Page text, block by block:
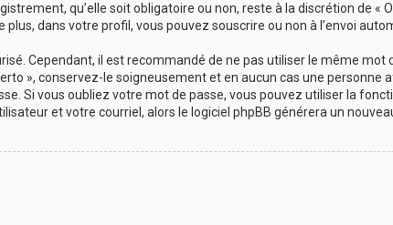
qu’elle soit obligatoire ou non, reste à la discrétion de «
dans votre profil, vous pouvez souscrire ou non à l’envoi
Cependant, il est recommandé de ne pas utiliser le même
», conservez-le soigneusement et en aucun cas une personne
Si vous oubliez votre mot de passe, vous pouvez utiliser la
et votre courriel, alors le logiciel phpBB générera un